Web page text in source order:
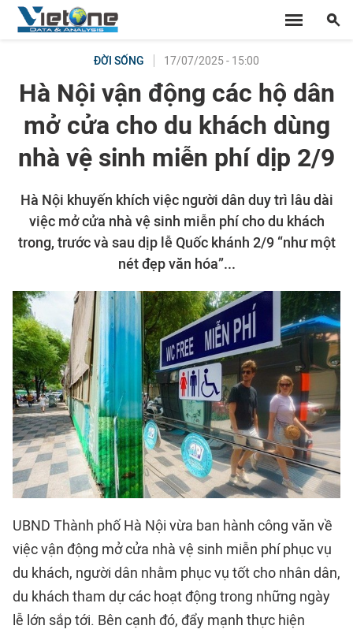
ĐỜI SỐNG 17/07/2025 - 15:00
Hà Nội vận động các hộ dân
mở cửa cho du khách dùng
nhà vệ sinh miễn phí dịp 2/9
Hà Nội khuyến khích việc người dân duy trì lâu dài
việc mở cửa nhà vệ sinh miễn phí cho du khách
trong, trước và sau dịp lễ Quốc khánh 2/9 “như một
nét đẹp văn hóa”...
UBND Thành phố Hà Nội vừa ban hành công văn về
việc vận động mở cửa nhà vệ sinh miễn phí phục vụ
du khách, người dân nhằm phục vụ tốt cho nhân dân,
du khách tham dự các hoạt động trong những ngày
lễ lớn sắp tới. Bên cạnh đó, đẩy mạnh thực hiện